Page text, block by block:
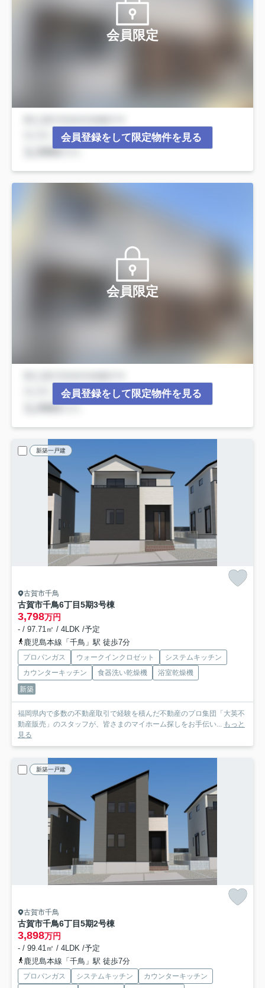
会員限定
会員登録をして限定物件を見る
会員限定
会員登録をして限定物件を見る
新築一戸建
古賀市千鳥
古賀市千鳥6丁目5期3号棟
3,798万円
- / 97.71㎡ / 4LDK /予定
鹿児島本線「千鳥」駅 徒歩7分
プロパンガス ウォークインクロゼット
システムキッチン
カウンターキッチン
食器洗い乾燥機
浴室乾燥機
新築
福岡県内で多数の不動産取引で経験を積んだ不動産のプロ集団「大英不
動産販売」のスタッフが、皆さまのマイホーム探しをお手伝い... もっと
見る
新築一戸建
古賀市千鳥
古賀市千鳥6丁目5期2号棟
3,898万円
- / 99.41㎡ / 4LDK /予定
鹿児島本線「千鳥」駅 徒歩7分
プロパンガス システムキッチン
カウンターキッチン